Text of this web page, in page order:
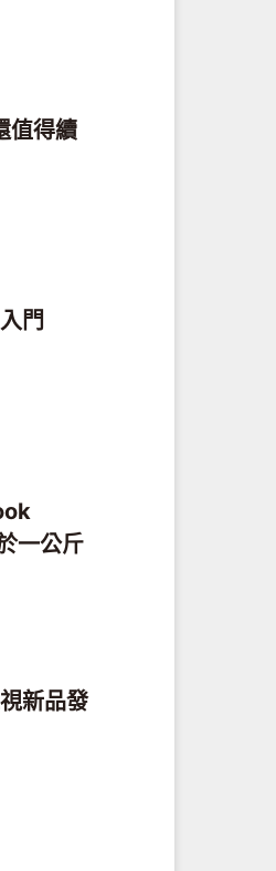
值得續
門
一公斤
新品發